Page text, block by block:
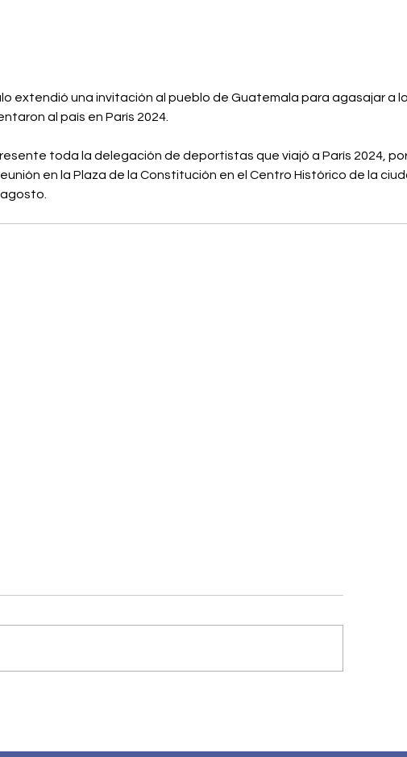
extendió una invitación al pueblo de Guatemala para agasajar a
al país en París 2024.
toda la delegación de deportistas que viajó a París 2024,
en la Plaza de la Constitución en el Centro Histórico de la
cárteles